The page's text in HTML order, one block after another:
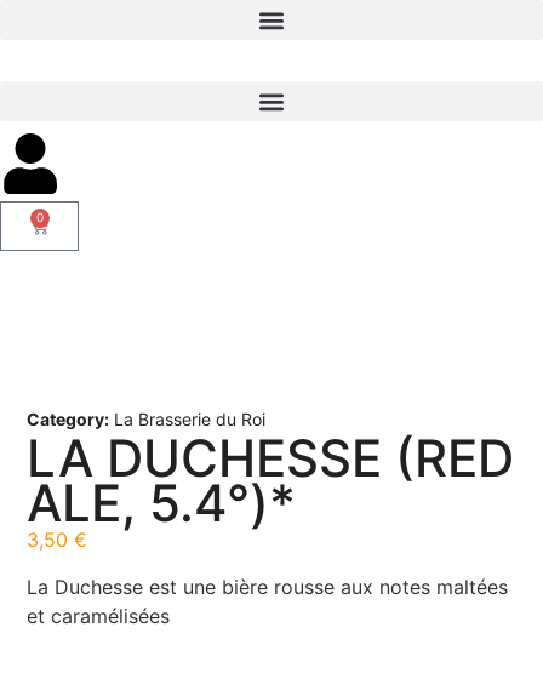
0
Category: La Brasserie du Roi
LA DUCHESSE (RED
ALE, 5.4°)*
3,50€
La Duchesse est une bière rousse aux notes maltées
et caramélisées